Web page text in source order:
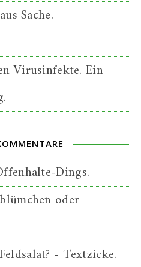
Sache.
Virusinfekte. Ein
Dings.
oder
- Textzicke.